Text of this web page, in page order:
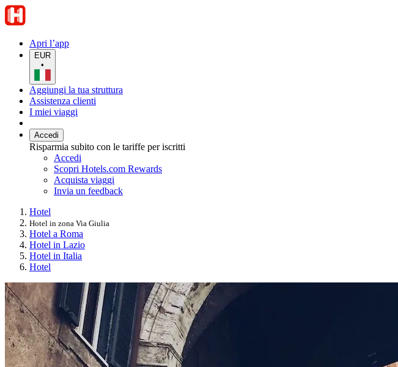
Apri l’app
EUR
•
Aggiungi la tua struttura
Assistenza clienti
I miei viaggi
Accedi
Risparmia subito con le tariffe per iscritti
Accedi
Scopri Hotels.com Rewards
Acquista viaggi
Invia un feedback
Hotel
Hotel in zona Via Giulia
Hotel a Roma
Hotel in Lazio
Hotel in Italia
Hotel